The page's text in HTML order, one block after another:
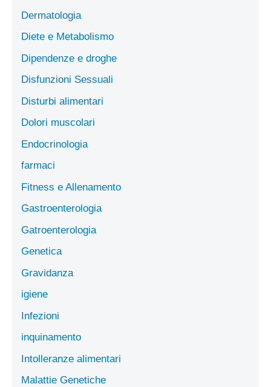
Dermatologia
Diete e Metabolismo
Dipendenze e droghe
Disfunzioni Sessuali
Disturbi alimentari
Dolori muscolari
Endocrinologia
farmaci
Fitness e Allenamento
Gastroenterologia
Gatroenterologia
Genetica
Gravidanza
igiene
Infezioni
inquinamento
Intolleranze alimentari
Malattie Genetiche